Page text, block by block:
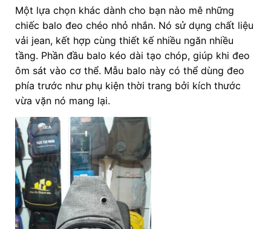
Một lựa chọn khác dành cho bạn nào mê những
chiếc balo đeo chéo nhỏ nhắn. Nó sử dụng chất liệu
vải jean, kết hợp cùng thiết kế nhiều ngăn nhiều
tầng. Phần đầu balo kéo dài tạo chóp, giúp khi đeo
ôm sát vào cơ thể. Mẫu balo này có thể dùng đeo
phía trước như phụ kiện thời trang bởi kích thước
vừa vặn nó mang lại.